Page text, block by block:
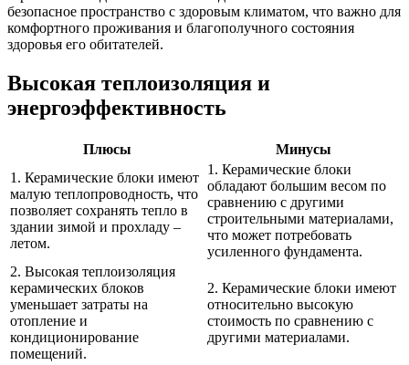
безопасное пространство с здоровым климатом, что важно для
комфортного проживания и благополучного состояния
здоровья его обитателей.
Высокая теплоизоляция и
энергоэффективность
Плюсы
Минусы
1. Керамические блоки имеют
малую теплопроводность, что
позволяет сохранять тепло в
здании зимой и прохладу –
летом.
1. Керамические блоки
обладают большим весом по
сравнению с другими
строительными материалами,
что может потребовать
усиленного фундамента.
2. Высокая теплоизоляция
керамических блоков
уменьшает затраты на
отопление и
кондиционирование
помещений.
2. Керамические блоки имеют
относительно высокую
стоимость по сравнению с
другими материалами.